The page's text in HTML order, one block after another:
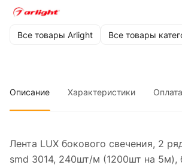
Все товары Arlight Все товары
Описание Характеристики Оплата
Лента LUX бокового свечения, 2
smd 3014, 240шт/м (1200шт на 5м),